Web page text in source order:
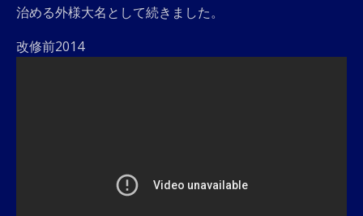
治める外様大名として続きました。
改修前2014